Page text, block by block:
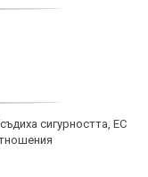
сигурността, ЕС